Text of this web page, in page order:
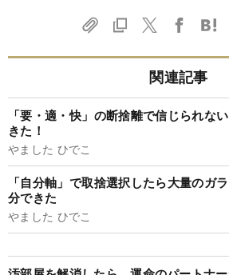
関連記事
「要・適・快」の断捨離で信じられな
きた！
やました ひでこ
「自分軸」で取捨選択したら大量のガ
分できた
やました ひでこ